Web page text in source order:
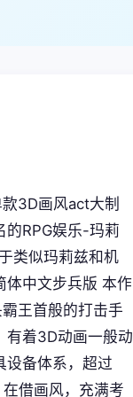
3D画风act大制
的RPG娱乐-玛莉
类似玛莉兹和机
体中文步兵版 本作
王首般的打击手
有着3D动画一般动
设备体系，超过
借画风，充满考